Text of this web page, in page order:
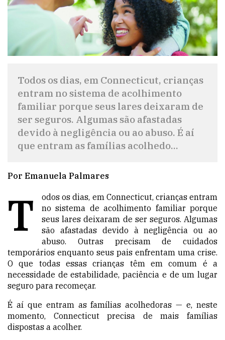
Todos os dias, em Connecticut, crianças
entram no sistema de acolhimento
familiar porque seus lares deixaram de
ser seguros. Algumas são afastadas
devido à negligência ou ao abuso. É aí
que entram as famílias acolhedo...
Por Emanuela Palmares
T
odos os dias, em Connecticut, crianças entram
no sistema de acolhimento familiar porque
seus lares deixaram de ser seguros. Algumas
são afastadas devido à negligência ou ao
abuso. Outras precisam de cuidados
temporários enquanto seus pais enfrentam uma crise.
O que todas essas crianças têm em comum é a
necessidade de estabilidade, paciência e de um lugar
seguro para recomeçar.
É aí que entram as famílias acolhedoras — e, neste
momento, Connecticut precisa de mais famílias
dispostas a acolher.